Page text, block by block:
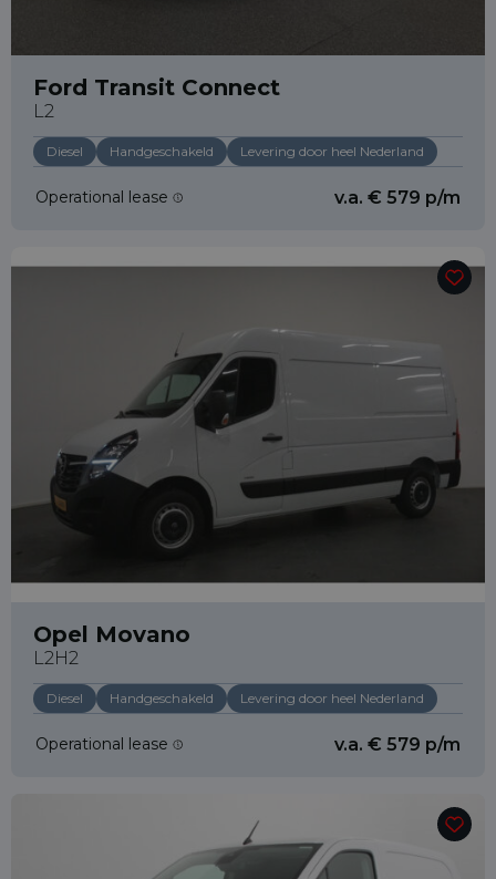
Ford Transit Connect
L2
Diesel Handgeschakeld Levering door heel Nederland
Operational lease v.a. € 579 p/m
Opel Movano
L2H2
Diesel Handgeschakeld Levering door heel Nederland
Operational lease v.a. € 579 p/m